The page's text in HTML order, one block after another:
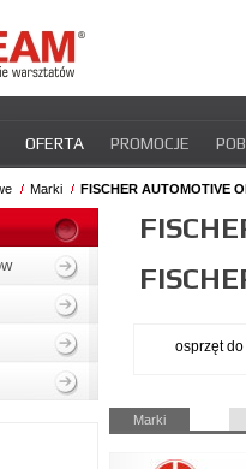
OFERTA PROMOCJE
INTER-NEWS
Marki FISCHER AUTOMOTIVE
osprzęt do
Pomiń
nawigacje
Marki